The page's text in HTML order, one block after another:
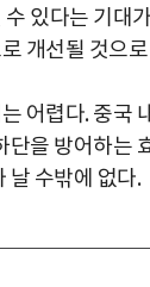
있다는 기대
개선될 것으
어렵다. 중국
을 방어하는
날 수밖에 없다.